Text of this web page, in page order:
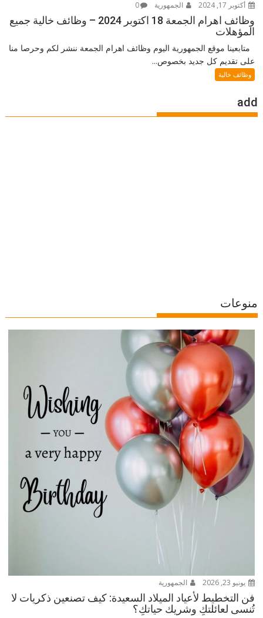
أكتوبر 17, 2024 الجمهورية 0
وظائف اهرام الجمعة 18 اكتوبر 2024 – وظائف خالية جميع
المؤهلات
متابعينا موقع الجمهورية اليوم وظائف اهرام الجمعة ننشر لكم وحرصا منا
على تقديم كل جديد بخصوص...
وظائف خالية
add
منوعات
يونيو 23, 2026 الجمهورية
فن التخطيط لأعياد الميلاد السعيدة: كيف تصنعين ذكريات لا
تُنسى لعائلتكِ وشريك حياتكِ؟